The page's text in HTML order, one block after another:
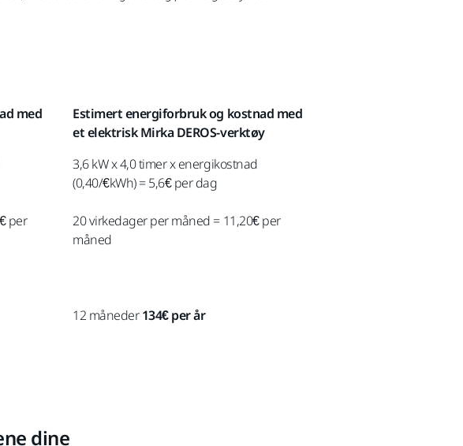
med
per
Estimert energiforbruk og kostnad med
et elektrisk Mirka DEROS-verktøy
3,6 kW x 4,0 timer x energikostnad
(0,40/€kWh) = 5,6€ per dag
20 virkedager per måned = 11,20€ per
måned
12 måneder134€ per år
dine